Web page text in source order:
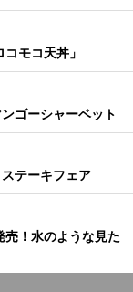
モコ天丼」
ゴーシャーベット
テーキフェア
！水のような見た